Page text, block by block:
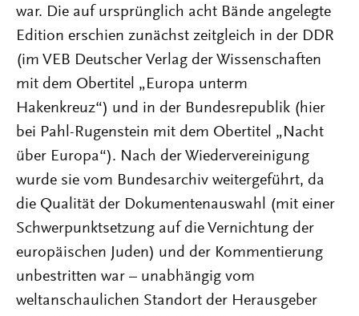
war. Die auf ursprünglich acht Bände angelegte
Edition erschien zunächst zeitgleich in der DDR
(im VEB Deutscher Verlag der Wissenschaften
mit dem Obertitel „Europa unterm
Hakenkreuz“) und in der Bundesrepublik (hier
bei Pahl-Rugenstein mit dem Obertitel „Nacht
über Europa“). Nach der Wiedervereinigung
wurde sie vom Bundesarchiv weitergeführt, da
die Qualität der Dokumentenauswahl (mit einer
Schwerpunktsetzung auf die Vernichtung der
europäischen Juden) und der Kommentierung
unbestritten war – unabhängig vom
weltanschaulichen Standort der Herausgeber